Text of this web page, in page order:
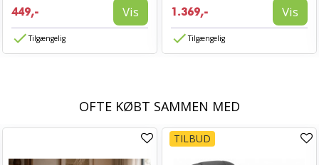
449,- Vis
Tilgængelig
1.369,- Vis
Tilgængelig
OFTE KØBT SAMMEN MED
TILBUD